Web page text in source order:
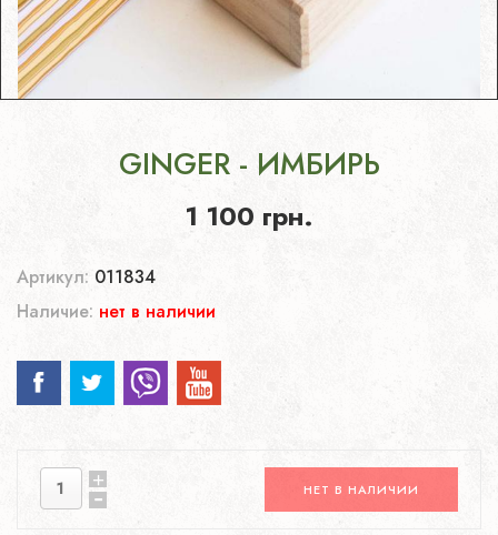
GINGER - ИМБИРЬ
1 100 грн.
Артикул: 011834
Наличие: нет в наличии
НЕТ В НАЛИЧИИ